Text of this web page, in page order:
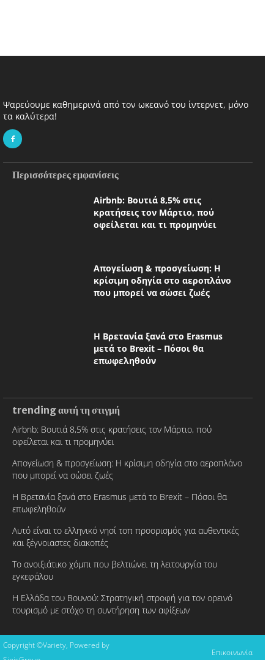
Ψαρεύουμε καθημερινά από τον ωκεανό του ίντερνετ, μόνο
τα καλύτερα!
Περισσότερες εμφανίσεις
Airbnb: Βουτιά 8,5% στις
κρατήσεις τον Μάρτιο, πού
οφείλεται και τι προμηνύει
Απογείωση & προσγείωση: Η
κρίσιμη οδηγία στο αεροπλάνο
που μπορεί να σώσει ζωές
Η Βρετανία ξανά στο Erasmus
μετά το Brexit – Πόσοι θα
επωφεληθούν
trending αυτή τη στιγμή
Airbnb: Βουτιά 8,5% στις κρατήσεις τον Μάρτιο, πού
οφείλεται και τι προμηνύει
Απογείωση & προσγείωση: Η κρίσιμη οδηγία στο αεροπλάνο
που μπορεί να σώσει ζωές
Η Βρετανία ξανά στο Erasmus μετά το Brexit – Πόσοι θα
επωφεληθούν
Αυτό είναι το ελληνικό νησί τοπ προορισμός για αυθεντικές
και ξέγνοιαστες διακοπές
Το ανοιξιάτικο χόμπι που βελτιώνει τη λειτουργία του
εγκεφάλου
Η Ελλάδα του Βουνού: Στρατηγική στροφή για τον ορεινό
τουρισμό με στόχο τη συντήρηση των αφίξεων
Copyright ©Variety, Powered by
Επικοινωνία